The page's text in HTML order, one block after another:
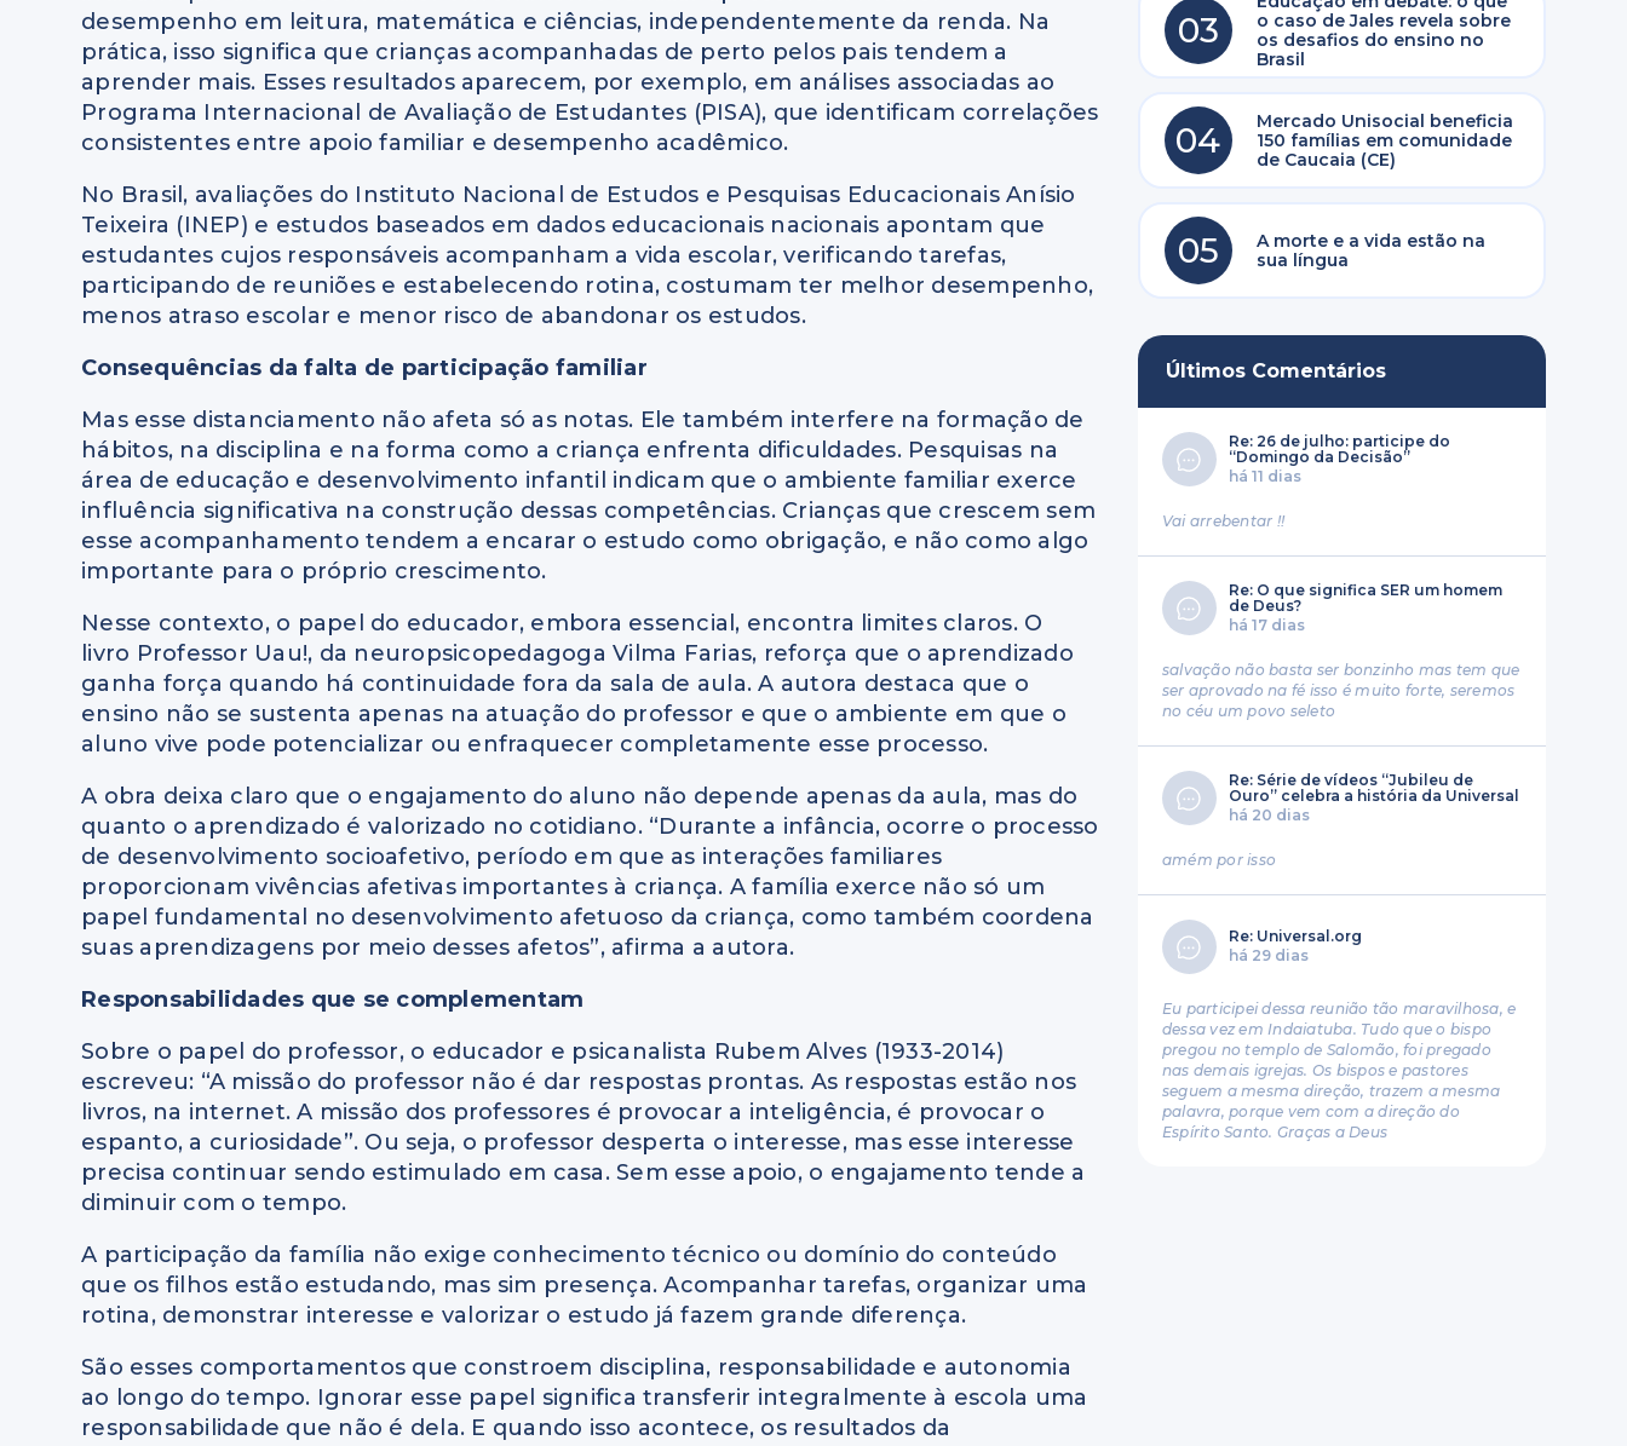
desempenho em leitura, matemática e ciências, independentemente da renda. Na
prática, isso significa que crianças acompanhadas de perto pelos pais tendem a
aprender mais. Esses resultados aparecem, por exemplo, em análises associadas ao
Programa Internacional de Avaliação de Estudantes (PISA), que identificam correlações
consistentes entre apoio familiar e desempenho acadêmico.
No Brasil, avaliações do Instituto Nacional de Estudos e Pesquisas Educacionais Anísio
Teixeira (INEP) e estudos baseados em dados educacionais nacionais apontam que
estudantes cujos responsáveis acompanham a vida escolar, verificando tarefas,
participando de reuniões e estabelecendo rotina, costumam ter melhor desempenho,
menos atraso escolar e menor risco de abandonar os estudos.
Consequências da falta de participação familiar
Mas esse distanciamento não afeta só as notas. Ele também interfere na formação de
hábitos, na disciplina e na forma como a criança enfrenta dificuldades. Pesquisas na
área de educação e desenvolvimento infantil indicam que o ambiente familiar exerce
influência significativa na construção dessas competências. Crianças que crescem sem
esse acompanhamento tendem a encarar o estudo como obrigação, e não como algo
importante para o próprio crescimento.
Nesse contexto, o papel do educador, embora essencial, encontra limites claros. O
livro Professor Uau!, da neuropsicopedagoga Vilma Farias, reforça que o aprendizado
ganha força quando há continuidade fora da sala de aula. A autora destaca que o
ensino não se sustenta apenas na atuação do professor e que o ambiente em que o
aluno vive pode potencializar ou enfraquecer completamente esse processo.
A obra deixa claro que o engajamento do aluno não depende apenas da aula, mas do
quanto o aprendizado é valorizado no cotidiano. “Durante a infância, ocorre o processo
de desenvolvimento socioafetivo, período em que as interações familiares
proporcionam vivências afetivas importantes à criança. A família exerce não só um
papel fundamental no desenvolvimento afetuoso da criança, como também coordena
suas aprendizagens por meio desses afetos”, afirma a autora.
Responsabilidades que se complementam
Sobre o papel do professor, o educador e psicanalista Rubem Alves (1933-2014)
escreveu: “A missão do professor não é dar respostas prontas. As respostas estão nos
livros, na internet. A missão dos professores é provocar a inteligência, é provocar o
espanto, a curiosidade”. Ou seja, o professor desperta o interesse, mas esse interesse
precisa continuar sendo estimulado em casa. Sem esse apoio, o engajamento tende a
diminuir com o tempo.
A participação da família não exige conhecimento técnico ou domínio do conteúdo
que os filhos estão estudando, mas sim presença. Acompanhar tarefas, organizar uma
rotina, demonstrar interesse e valorizar o estudo já fazem grande diferença.
São esses comportamentos que constroem disciplina, responsabilidade e autonomia
ao longo do tempo. Ignorar esse papel significa transferir integralmente à escola uma
responsabilidade que não é dela. E quando isso acontece, os resultados da
03
o caso de Jales revela sobre
os desafios do ensino no
Brasil
04
Mercado Unisocial beneficia
150 famílias em comunidade
de Caucaia (CE)
05
A morte e a vida estão na
sua língua
Últimos Comentários
Re: 26 de julho: participe do
“Domingo da Decisão”
há 11 dias
Vai arrebentar !!
Re: O que significa SER um homem
de Deus?
há 17 dias
salvação não basta ser bonzinho mas tem que
ser aprovado na fé isso é muito forte, seremos
no céu um povo seleto
Re: Série de vídeos “Jubileu de
Ouro” celebra a história da Universal
há 20 dias
amém por isso
Re: Universal.org
há 29 dias
Eu participei dessa reunião tão maravilhosa, e
dessa vez em Indaiatuba. Tudo que o bispo
pregou no templo de Salomão, foi pregado
nas demais igrejas. Os bispos e pastores
seguem a mesma direção, trazem a mesma
palavra, porque vem com a direção do
Espírito Santo. Graças a Deus